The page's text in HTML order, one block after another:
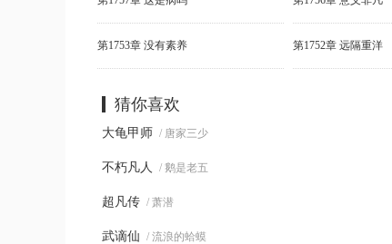
第1753章 没有素养 第1752章 远隔重洋
猜你喜欢
大龟甲师 / 唐家三少
不朽凡人 / 鹅是老五
超凡传 / 萧潜
武谪仙 / 流浪的蛤蟆